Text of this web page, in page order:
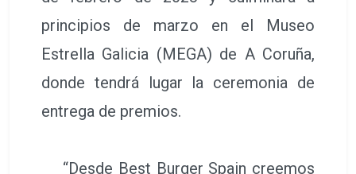
principios de marzo en el Museo
Estrella Galicia (MEGA) de A Coruña,
donde tendrá lugar la ceremonia de
entrega de premios.
“Desde Best Burger Spain creemos